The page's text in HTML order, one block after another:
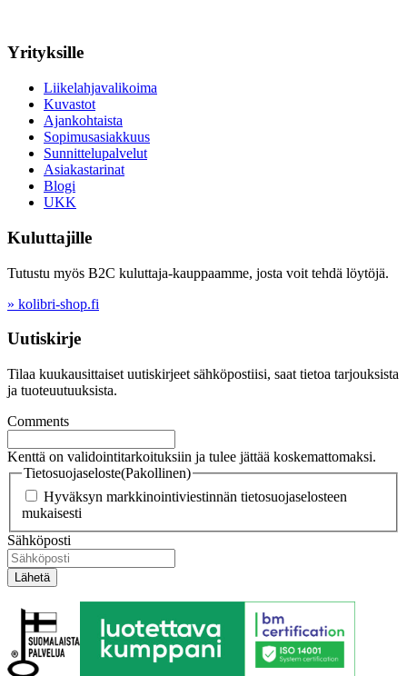
Yrityksille
Liikelahjavalikoima
Kuvastot
Ajankohtaista
Sopimusasiakkuus
Sunnittelupalvelut
Asiakastarinat
Blogi
UKK
Kuluttajille
Tutustu myös B2C kuluttaja-kauppaamme, josta voit tehdä löytöjä.
» kolibri-shop.fi
Uutiskirje
Tilaa kuukausittaiset uutiskirjeet sähköpostiisi, saat tietoa tarjouksista
ja tuoteuutuuksista.
Comments
Kenttä on validointitarkoituksiin ja tulee jättää koskemattomaksi.
Tietosuojaseloste(Pakollinen)
Hyväksyn markkinointiviestinnän tietosuojaselosteen
mukaisesti
Sähköposti